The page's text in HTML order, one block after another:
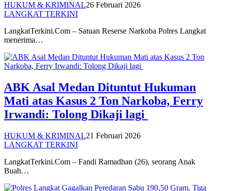
HUKUM & KRIMINAL26 Februari 2026
LANGKAT TERKINI
LangkatTerkini.Com – Satuan Reserse Narkoba Polres Langkat
menerima…
ABK Asal Medan Dituntut Hukuman
Mati atas Kasus 2 Ton Narkoba, Ferry
Irwandi: Tolong Dikaji lagi
HUKUM & KRIMINAL21 Februari 2026
LANGKAT TERKINI
LangkatTerkini.Com – Fandi Ramadhan (26), seorang Anak
Buah…